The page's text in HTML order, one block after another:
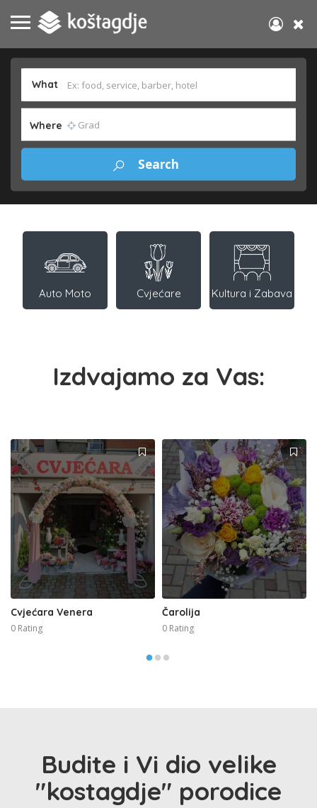
What
Where
Auto Moto Cvjećare Kultura i Zabava
Izdvajamo za Vas:
Cvjećara Venera
0 Rating
Čarolija
0 Rating
Budite i Vi dio velike
"kostagdje" porodice